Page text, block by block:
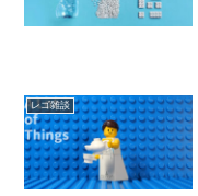
レゴ雑談